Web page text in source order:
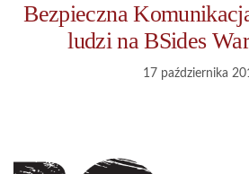
Bezpieczna
ludzi na BSides
17 października